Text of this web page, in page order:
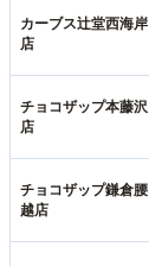
カーブス辻堂西海岸
店
チョコザップ本藤沢
店
チョコザップ鎌倉腰
越店